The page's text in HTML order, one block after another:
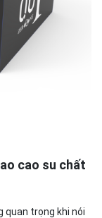
cao su chất
quan trọng khi nói